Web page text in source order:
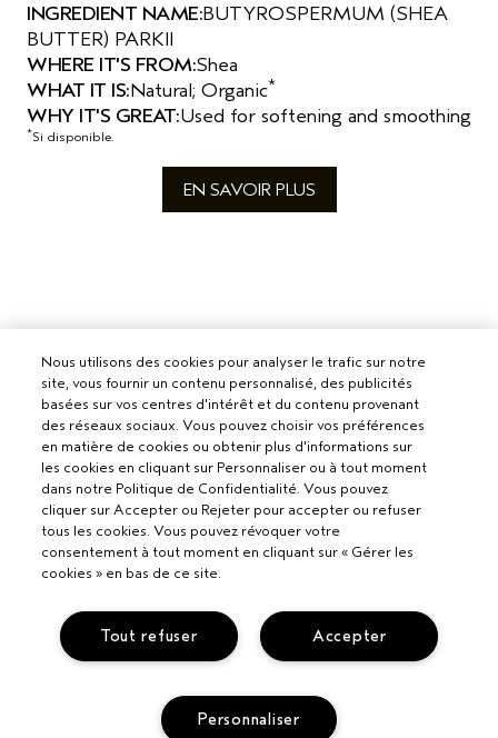
INGREDIENT NAME:BUTYROSPERMUM (SHEA
BUTTER) PARKII
WHERE IT'S FROM:Shea
WHAT IT IS:Natural; Organic*
WHY IT'S GREAT:Used for softening and smoothing
*Si disponible.
EN SAVOIR PLUS
Pour les professionnels
Nous utilisons des cookies pour analyser le trafic sur notre
site, vous fournir un contenu personnalisé, des publicités
basées sur vos centres d'intérêt et du contenu provenant
des réseaux sociaux. Vous pouvez choisir vos préférences
en matière de cookies ou obtenir plus d'informations sur
les cookies en cliquant sur Personnaliser ou à tout moment
dans notre Politique de Confidentialité. Vous pouvez
cliquer sur Accepter ou Rejeter pour accepter ou refuser
tous les cookies. Vous pouvez révoquer votre
consentement à tout moment en cliquant sur « Gérer les
cookies » en bas de ce site.
Accepter
Tout refuser
Personnaliser